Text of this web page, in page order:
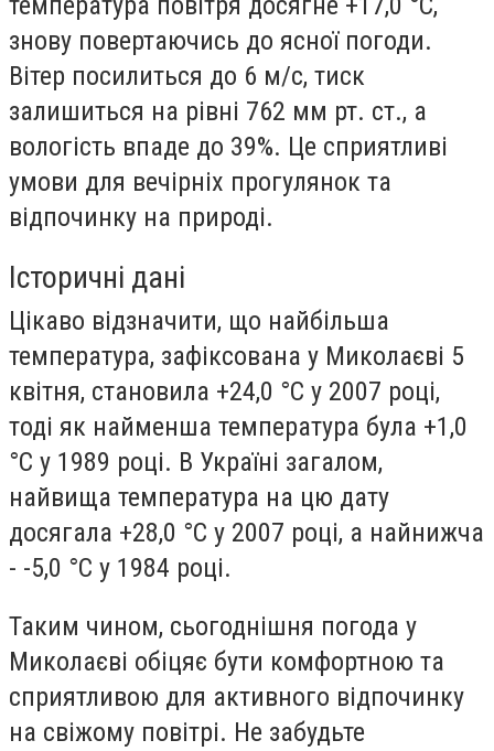
знову повертаючись до ясної погоди.
Вітер посилиться до 6 м/с, тиск
залишиться на рівні 762 мм рт. ст., а
вологість впаде до 39%. Це сприятливі
умови для вечірніх прогулянок та
відпочинку на природі.
Історичні дані
Цікаво відзначити, що найбільша
температура, зафіксована у Миколаєві 5
квітня, становила +24,0 °С у 2007 році,
тоді як найменша температура була +1,0
°С у 1989 році. В Україні загалом,
найвища температура на цю дату
досягала +28,0 °С у 2007 році, а найнижча
- -5,0 °С у 1984 році.
Таким чином, сьогоднішня погода у
Миколаєві обіцяє бути комфортною та
сприятливою для активного відпочинку
на свіжому повітрі. Не забудьте